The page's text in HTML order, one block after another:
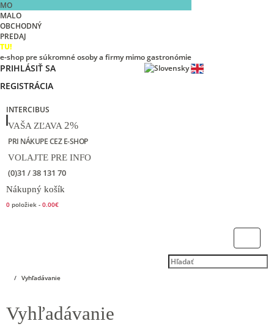
MO
MALO
OBCHODNÝ
PREDAJ
TU!
e-shop pre súkromné osoby a firmy mimo gastronómie
PRIHLÁSIŤ SA
REGISTRÁCIA
INTERCIBUS
VAŠA ZĽAVA 2%
PRI NÁKUPE CEZ E-SHOP
VOLAJTE PRE INFO
(0)31 / 38 131 70
Nákupný košík
0 položiek - 0.00€
Vyhľadávanie
Vyhľadávanie